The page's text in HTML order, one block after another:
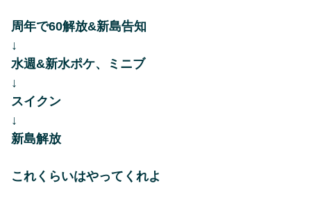
周年で60解放&新島告知
↓
水週&新水ポケ、ミニブ
↓
スイクン
↓
新島解放
これくらいはやってくれよ